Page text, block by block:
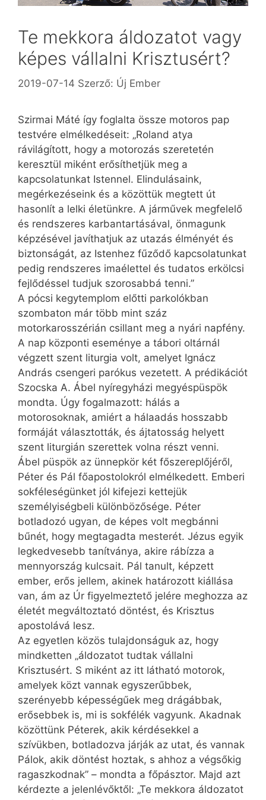
Te mekkora áldozatot vagy
képes vállalni Krisztusért?
2019-07-14 Szerző: Új Ember
Szirmai Máté így foglalta össze motoros pap
testvére elmélkedéseit: „Roland atya
rávilágított, hogy a motorozás szeretetén
keresztül miként erősíthetjük meg a
kapcsolatunkat Istennel. Elindulásaink,
megérkezéseink és a közöttük megtett út
hasonlít a lelki életünkre. A járművek megfelelő
és rendszeres karbantartásával, önmagunk
képzésével javíthatjuk az utazás élményét és
biztonságát, az Istenhez fűződő kapcsolatunkat
pedig rendszeres imaélettel és tudatos erkölcsi
fejlődéssel tudjuk szorosabbá tenni.”
A pócsi kegytemplom előtti parkolókban
szombaton már több mint száz
motorkarosszérián csillant meg a nyári napfény.
A nap központi eseménye a tábori oltárnál
végzett szent liturgia volt, amelyet Ignácz
András csengeri parókus vezetett. A prédikációt
Szocska A. Ábel nyíregyházi megyéspüspök
mondta. Úgy fogalmazott: hálás a
motorosoknak, amiért a hálaadás hosszabb
formáját választották, és ájtatosság helyett
szent liturgián szerettek volna részt venni.
Ábel püspök az ünnepkör két főszereplőjéről,
Péter és Pál főapostolokról elmélkedett. Emberi
sokféleségünket jól kifejezi kettejük
személyiségbeli különbözősége. Péter
botladozó ugyan, de képes volt megbánni
bűnét, hogy megtagadta mesterét. Jézus egyik
legkedvesebb tanítványa, akire rábízza a
mennyország kulcsait. Pál tanult, képzett
ember, erős jellem, akinek határozott kiállása
van, ám az Úr figyelmeztető jelére meghozza az
életét megváltoztató döntést, és Krisztus
apostolává lesz.
Az egyetlen közös tulajdonságuk az, hogy
mindketten „áldozatot tudtak vállalni
Krisztusért. S miként az itt látható motorok,
amelyek közt vannak egyszerűbbek,
szerényebb képességűek meg drágábbak,
erősebbek is, mi is sokfélék vagyunk. Akadnak
közöttünk Péterek, akik kérdésekkel a
szívükben, botladozva járják az utat, és vannak
Pálok, akik döntést hoztak, s ahhoz a végsőkig
ragaszkodnak” – mondta a főpásztor. Majd azt
kérdezte a jelenlévőktől: „Te mekkora áldozatot